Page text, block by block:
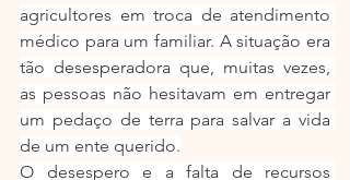
agricultores em troca de atendimento
médico para um familiar. A situação era
tão desesperadora que, muitas vezes,
as pessoas não hesitavam em entregar
um pedaço de terra para salvar a vida
de um ente querido.
O desespero e a falta de recursos